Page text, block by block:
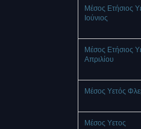
Μέσος Ετήσιος
Ιούνιος
Μέσος Ετήσιος
Απριλίου
Μέσος Υετός
Mέσος Υετος